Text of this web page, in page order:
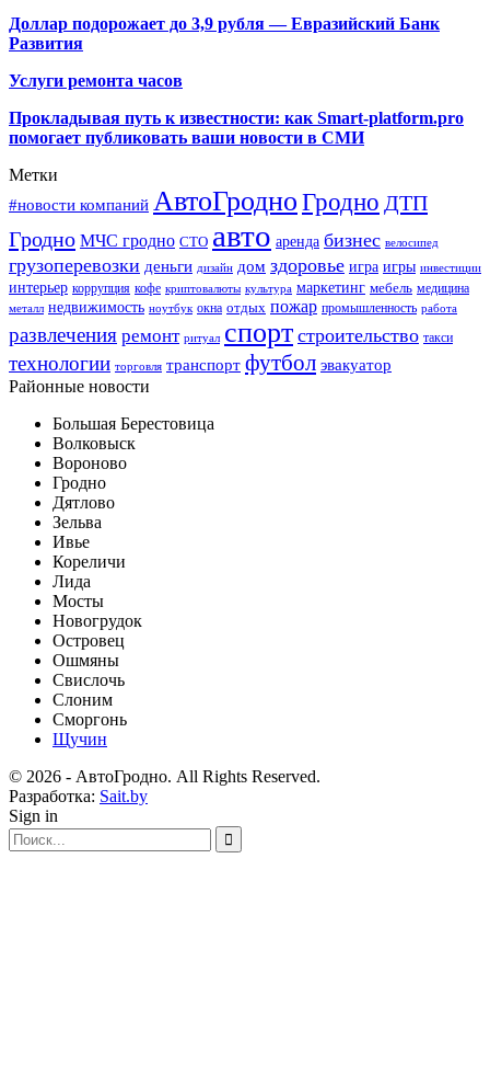
Доллар подорожает до 3,9 рубля — Евразийский Банк
Развития
Услуги ремонта часов
Прокладывая путь к известности: как Smart-platform.pro
помогает публиковать ваши новости в СМИ
Метки
#новости компаний АвтоГродноГродно ДТП
Гродно МЧС гродно СТО авто аренда бизнес велосипед
грузоперевозки деньги дизайн дом здоровье игра игры инвестиции
интерьер коррупция кофе криптовалюты культура маркетинг мебель медицина
металл недвижимость ноутбук окна отдых пожар промышленность работа
развлечения ремонт ритуал спорт строительство такси
технологии торговля транспорт футбол эвакуатор
Районные новости
Большая Берестовица
Волковыск
Вороново
Гродно
Дятлово
Зельва
Ивье
Кореличи
Лида
Мосты
Новогрудок
Островец
Ошмяны
Свислочь
Слоним
Сморгонь
Щучин
© 2026 - АвтоГродно. All Rights Reserved.
Разработка: Sait.by
Sign in